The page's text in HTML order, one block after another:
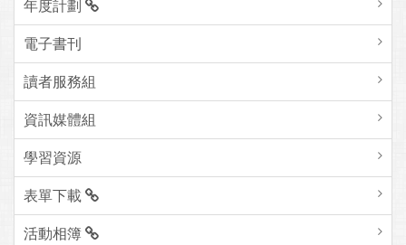
年度計劃
電子書刊
讀者服務組
資訊媒體組
學習資源
表單下載
活動相簿